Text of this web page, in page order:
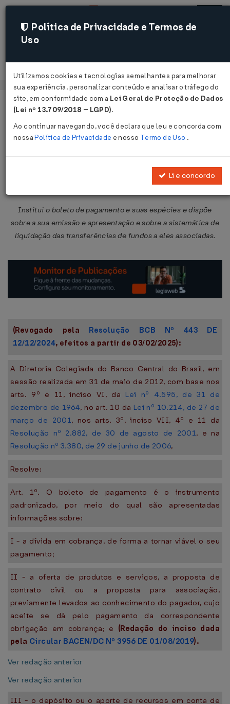
Acessar
Página Inicial Legislações
Circular BACEN/DC Nº 3598 DE
Institui o boleto de pagamento e suas espécies e dispõe
sobre a sua emissão e apresentação e sobre a sistemática de
liquidação das transferências de fundos a eles associadas.
(Revogado pela Resolução BCB Nº 443 DE
12/12/2024, efeitos a partir de 03/02/2025):
A Diretoria Colegiada do Banco Central do Brasil, em
sessão realizada em 31 de maio de 2012, com base nos
arts. 9º e 11, inciso VI, da Lei nº 4.595, de 31 de
dezembro de 1964, no art. 10 da Lei nº 10.214, de 27 de
março de 2001, nos arts. 3º, inciso VII, 4º e 11 da
Resolução nº 2.882, de 30 de agosto de 2001, e na
Resolução nº 3.380, de 29 de junho de 2006,
Resolve:
Art. 1º. O boleto de pagamento é o instrumento
padronizado, por meio do qual são apresentadas
informações sobre:
I - a dívida em cobrança, de forma a tornar viável o seu
pagamento;
II - a oferta de produtos e serviços, a proposta de
contrato civil ou a proposta para associação,
previamente levados ao conhecimento do pagador, cujo
aceite se dá pelo pagamento da correspondente
obrigação em cobrança; e (Redação do inciso dada
pela Circular BACEN/DC Nº 3956 DE 01/08/2019).
Ver redação anterior
Ver redação anterior
III - o depósito ou o aporte de recursos em conta de
Política de Privacidade e Termos de
Uso
Utilizamos cookies e tecnologias semelhantes para melhorar
sua experiência, personalizar conteúdo e analisar o tráfego do
site, em conformidade com a Lei Geral de Proteção de Dados
(Lei nº 13.709/2018 – LGPD).
Ao continuar navegando, você declara que leu e concorda com
nossaPolítica de Privacidade e nosso Termo de Uso .
Li e concordo